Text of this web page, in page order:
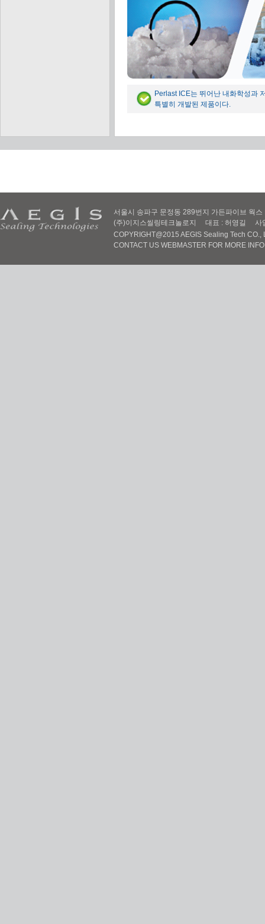
Perlast ICE는 뛰어난 내화학성과
특별히 개발된 제품이다.
서울시 송파구 문정동 289번지 가든파이브 웍
(주)이지스씰링테크놀로지 대표 : 허영길 사
COPYRIGHT@2015 AEGIS Sealing Tech CO.,
CONTACT US WEBMASTER FOR MORE